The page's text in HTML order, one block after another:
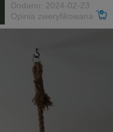
Dodano: 2024-02-23
Opinia zweryfikowana